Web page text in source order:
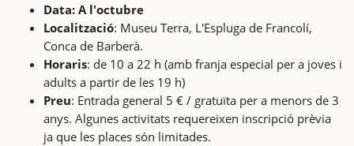
Data: A l'octubre
Localització: Museu Terra, L'Espluga de Francolí,
Conca de Barberà.
Horaris: de 10 a 22 h (amb franja especial per a joves i
adults a partir de les 19 h)
Preu: Entrada general 5 € / gratuïta per a menors de 3
anys. Algunes activitats requereixen inscripció prèvia
ja que les places són limitades.